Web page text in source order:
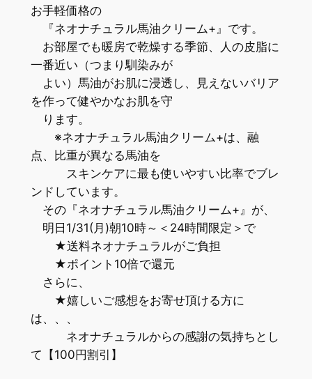
お手軽価格の
『ネオナチュラル馬油クリーム+』です。
お部屋でも暖房で乾燥する季節、人の皮脂に
一番近い（つまり馴染みが
よい）馬油がお肌に浸透し、見えないバリア
を作って健やかなお肌を守
ります。
※ネオナチュラル馬油クリーム+は、融
点、比重が異なる馬油を
スキンケアに最も使いやすい比率でブレ
ンドしています。
その『ネオナチュラル馬油クリーム+』が、
明日1/31(月)朝10時～＜24時間限定＞で
★送料ネオナチュラルがご負担
★ポイント10倍で還元
さらに、
★嬉しいご感想をお寄せ頂ける方に
は、、、
ネオナチュラルからの感謝の気持ちとし
て【100円割引】